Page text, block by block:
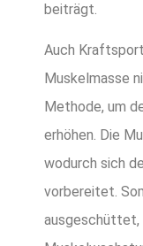
beiträgt.
Auch
Muskelmasse
Methode, um
erhöhen. Die
wodurch sich
vorbereitet.
ausgeschüttet,